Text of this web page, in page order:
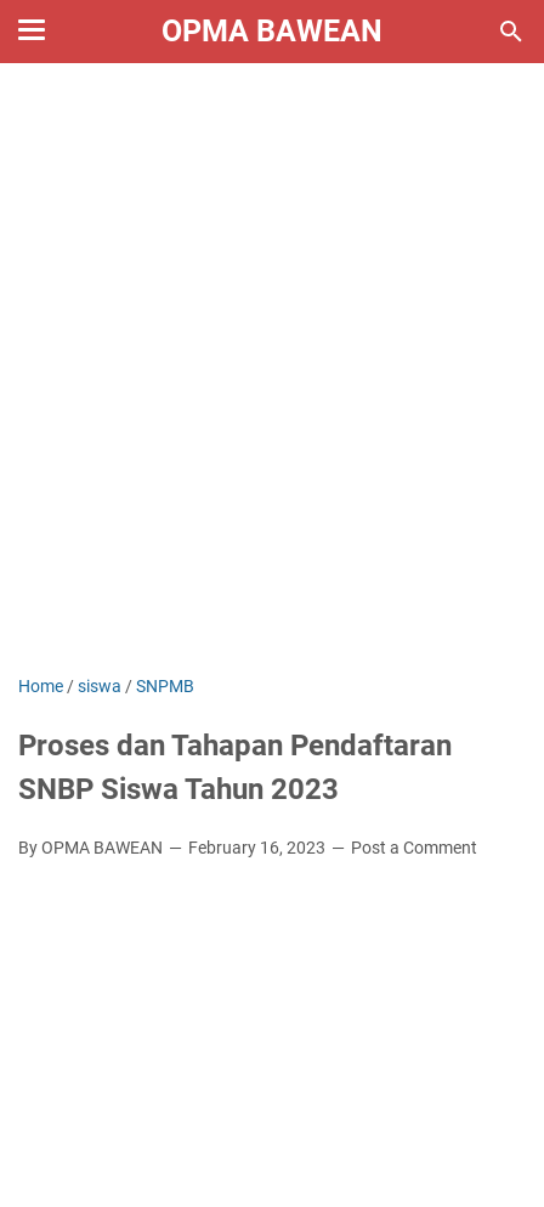
OPMA BAWEAN
Home /siswa /SNPMB
Proses dan Tahapan Pendaftaran
SNBP Siswa Tahun 2023
By OPMA BAWEAN February 16, 2023 Post a Comment